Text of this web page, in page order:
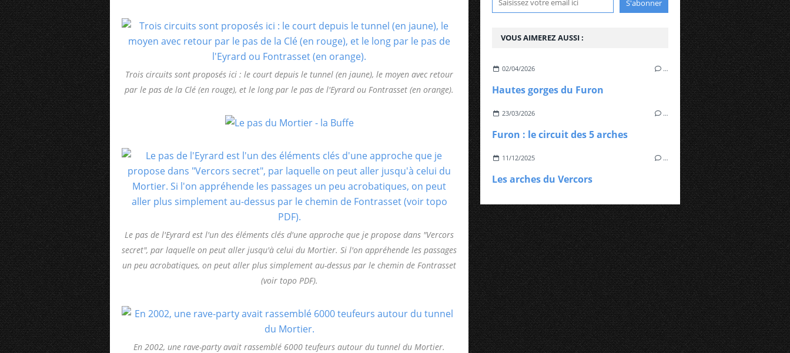
Trois circuits sont proposés ici : le court depuis le tunnel (en jaune), le moyen avec retour
par le pas de la Clé (en rouge), et le long par le pas de l'Eyrard ou Fontrasset (en orange).
Le pas de l'Eyrard est l'un des éléments clés d'une approche que je propose dans "Vercors
secret", par laquelle on peut aller jusqu'à celui du Mortier. Si l'on appréhende les passages
un peu acrobatiques, on peut aller plus simplement au-dessus par le chemin de Fontrasset
(voir topo PDF).
En 2002, une rave-party avait rassemblé 6000 teufeurs autour du tunnel du Mortier.
VOUS AIMEREZ AUSSI :
02/04/2026 …
Hautes gorges du Furon
23/03/2026 …
Furon : le circuit des 5 arches
11/12/2025 …
Les arches du Vercors